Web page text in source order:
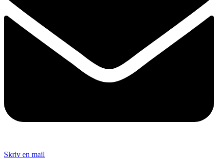
Skriv en mail